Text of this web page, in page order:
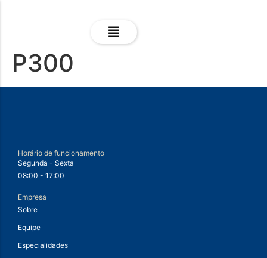
P300
Horário de funcionamento
Segunda - Sexta
08:00 - 17:00
Empresa
Sobre
Equipe
Especialidades